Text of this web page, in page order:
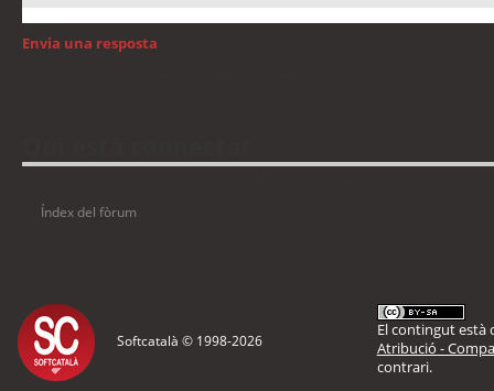
Envia una resposta
Índex del fòrum
Softcatalà © 1998-2026
El contingut està
Atribució -
contrari.